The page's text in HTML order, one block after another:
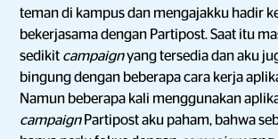
teman di kampus dan mengajakku hadir
bekerjasama dengan Partipost. Saat itu
sedikit campaignyang tersedia dan aku
bingung dengan beberapa cara kerja
Namun beberapa kali menggunakan
campaign Partipost aku paham, bahwa